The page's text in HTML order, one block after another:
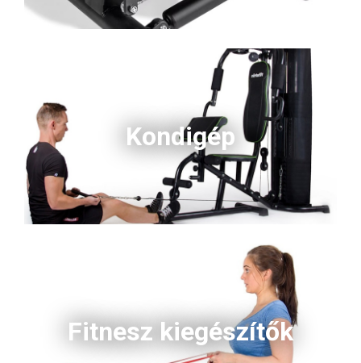
Kondigép
Fitnesz kiegészítők